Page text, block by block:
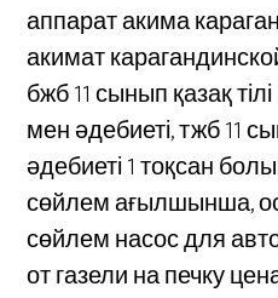
аппарат акима
акимат
бжб 11 сынып қазақ тілі
мен әдебиеті, тжб 11
әдебиеті 1 тоқсан
сөйлем ағылшынша,
сөйлем насос для
от газели на печку